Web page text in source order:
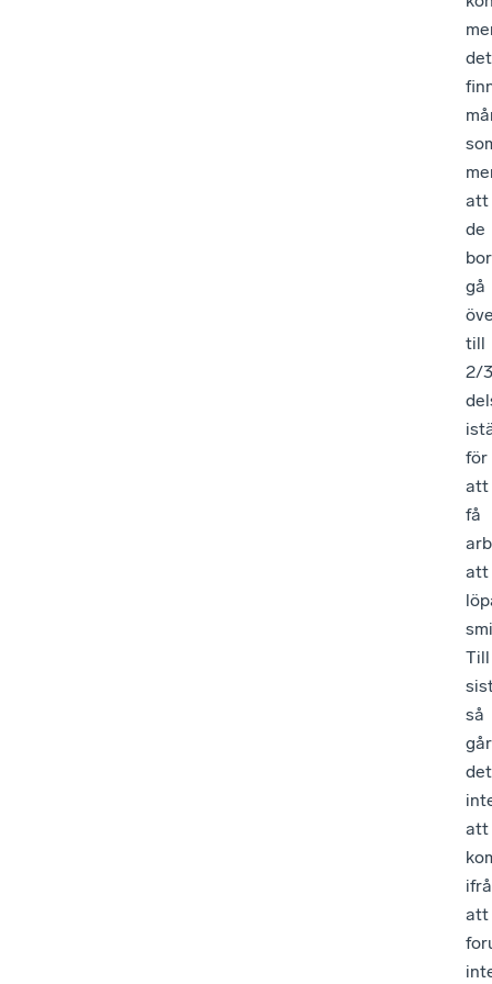
det
att
de
gå
till
2/
för
att
få
att
Till
så
går
det
att
att